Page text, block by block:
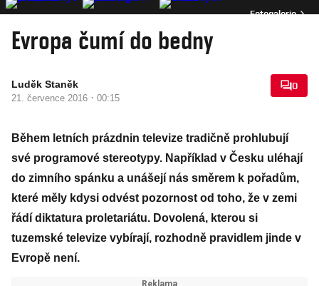
Fotogalerie
Evropa čumí do bedny
Luděk Staněk
21. července 2016 · 00:15
0
Během letních prázdnin televize tradičně prohlubují
své programové stereotypy. Například v Česku uléhají
do zimního spánku a unášejí nás směrem k pořadům,
které měly kdysi odvést pozornost od toho, že v zemi
řádí diktatura proletariátu. Dovolená, kterou si
tuzemské televize vybírají, rozhodně pravidlem jinde v
Evropě není.